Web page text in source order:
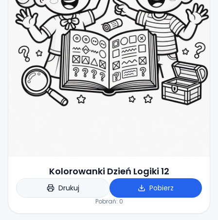
Kolorowanki Dzień Logiki 12
Drukuj Pobierz
Pobrań: 0